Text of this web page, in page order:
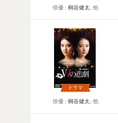
俳優 桐谷健太､他
ドラマ
俳優 桐谷健太､他